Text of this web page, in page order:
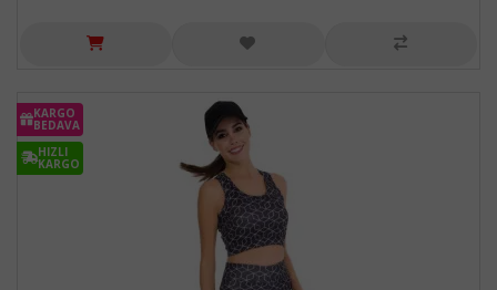
KARGO
BEDAVA
HIZLI
KARGO